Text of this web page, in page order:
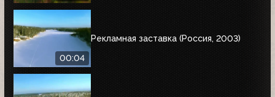
00:04
Рекламная заставка (Россия, 2003)